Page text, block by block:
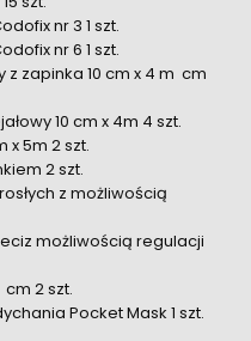
nr 3 1 szt.
nr 6 1 szt.
z zapinka 10 cm x 4 m cm
10 cm x 4m 4 szt.
x 5m 2 szt.
2 szt.
z możliwością
możliwością regulacji
cm 2 szt.
Pocket Mask 1 szt.